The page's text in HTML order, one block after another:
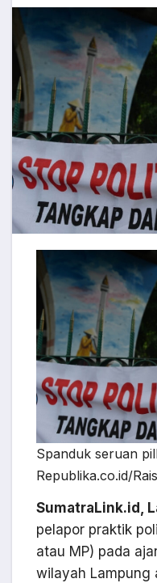
Spanduk seruan
Republika.co.id/
SumatraLink.id,
pelapor praktik
atau MP) pada
wilayah Lampung